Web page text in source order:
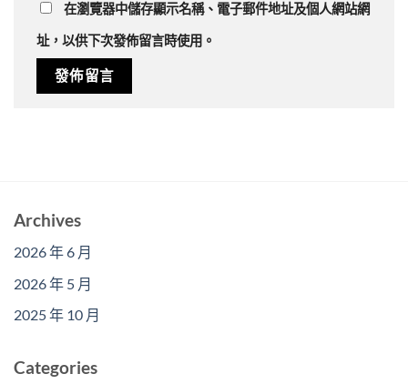
在瀏覽器中儲存顯示名稱、電子郵件地址及個人網站網
址，以供下次發佈留言時使用。
Archives
2026 年 6 月
2026 年 5 月
2025 年 10 月
Categories